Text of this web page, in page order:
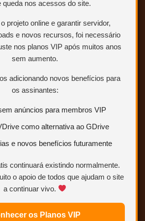
queda nos acessos do site.
projeto online e garantir servidor,
e novos recursos, foi necessário
nos planos VIP após muitos anos
sem aumento.
adicionando novos benefícios para
os assinantes:
anúncios para membros VIP
como alternativa ao GDrive
e novos benefícios futuramente
continuará existindo normalmente.
o apoio de todos que ajudam o site
a continuar vivo.
os Planos VIP
– DUAL AUDIO (DUBLAGEM